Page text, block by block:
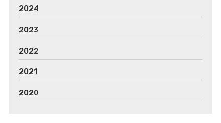
2024
2023
2022
2021
2020